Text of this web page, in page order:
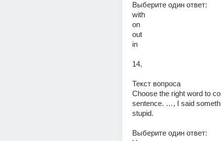
Выберите один ответ:
with
on
out
in
14,
Текст вопроса
Choose the right word to
sentence. …, I said
stupid.
Выберите один ответ: